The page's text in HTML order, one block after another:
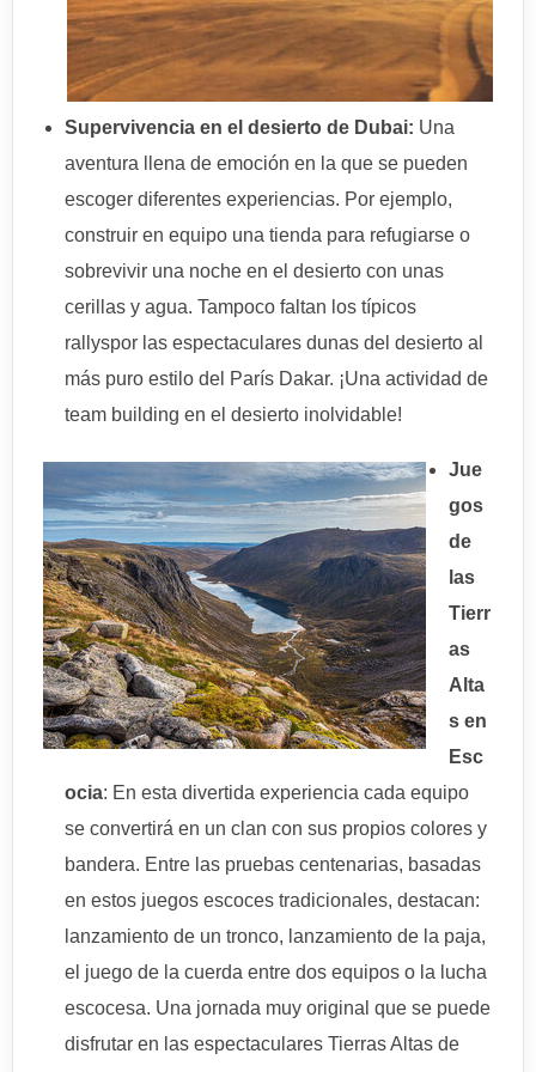
Supervivencia en el desierto de Dubai: Una
aventura llena de emoción en la que se pueden
escoger diferentes experiencias. Por ejemplo,
construir en equipo una tienda para refugiarse o
sobrevivir una noche en el desierto con unas
cerillas y agua. Tampoco faltan los típicos
rallyspor las espectaculares dunas del desierto al
más puro estilo del París Dakar. ¡Una actividad de
team building en el desierto inolvidable!
Jue
gos
de
las
Tierr
as
Alta
s en
Esc
ocia: En esta divertida experiencia cada equipo
se convertirá en un clan con sus propios colores y
bandera. Entre las pruebas centenarias, basadas
en estos juegos escoces tradicionales, destacan:
lanzamiento de un tronco, lanzamiento de la paja,
el juego de la cuerda entre dos equipos o la lucha
escocesa. Una jornada muy original que se puede
disfrutar en las espectaculares Tierras Altas de